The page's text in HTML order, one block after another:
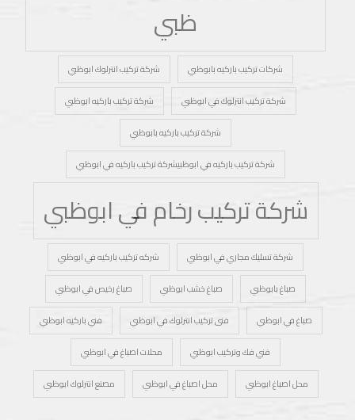
ظبي
شركات تركيب باركيه بابوظبي
شركة تركيب انترلوك ابوظبي
شركة تركيب انترلوك في ابوظبي
شركة تركيب باركيه ابوظبي
شركة تركيب باركيه بابوظبي
شركة تركيب باركيه في ابوظبيشركة تركيب باركيه في ابوظبي
شركة تركيب رخام في ابوظبي
شركة تسليك مجاري في ابوظبي
شركه تركيب باركيه في ابوظبي
صباغ بابوظبي
صباغ خشب ابوظبي
صباغ رخيص في ابوظبي
صباغ في ابوظبي
فنى تركيب انترلوك في ابوظبي
فني باركيه ابوظبي
فني فك وتركيب ابوظبي
محلات اصباغ في ابوظبي
محل اصباغ ابوظبي
محل اصباغ في ابوظبي مصنع انترلوك ابوظبي